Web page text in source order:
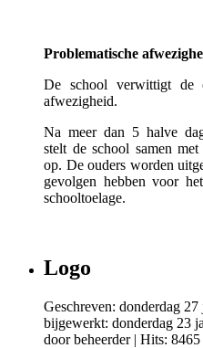
Problematische
De school verwittigt de
afwezigheid.
Na meer dan 5 halve
stelt de school samen
op. De ouders worden
gevolgen hebben voor
schooltoelage.
Logo
Geschreven: donderdag 27
bijgewerkt: donderdag 23
door beheerder| Hits: 8465